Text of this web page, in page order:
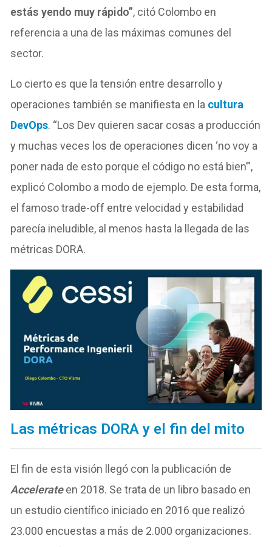
estás yendo muy rápido”, citó Colombo en
referencia a una de las máximas comunes del
sector.
Lo cierto es que la tensión entre desarrollo y
operaciones también se manifiesta en la cultura
DevOps. “Los Dev quieren sacar cosas a producción
y muchas veces los de operaciones dicen ‘no voy a
poner nada de esto porque el código no está bien’”,
explicó Colombo a modo de ejemplo. De esta forma,
el famoso trade-off entre velocidad y estabilidad
parecía ineludible, al menos hasta la llegada de las
métricas DORA.
Las métricas DORA y el fin del mito
El fin de esta visión llegó con la publicación de
Accelerate en 2018. Se trata de un libro basado en
un estudio científico iniciado en 2016 que realizó
23.000 encuestas a más de 2.000 organizaciones.